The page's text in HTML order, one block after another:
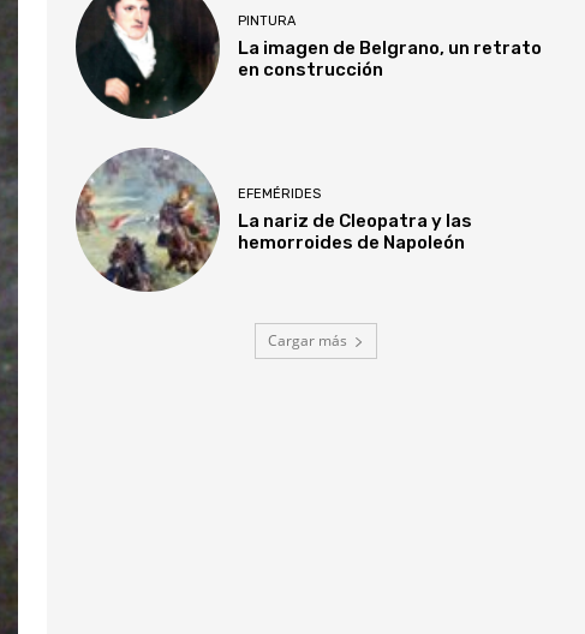
PINTURA
La imagen de Belgrano, un retrato
en construcción
EFEMÉRIDES
La nariz de Cleopatra y las
hemorroides de Napoleón
Cargar más